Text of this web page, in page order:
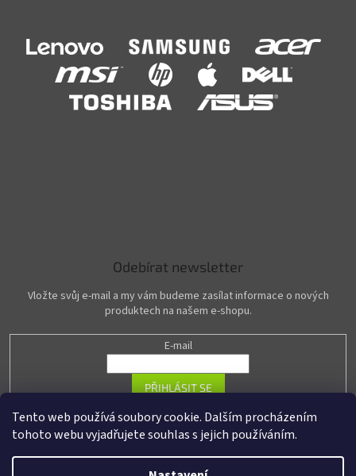
Tento web používá soubory cookie. Dalším procházením
tohoto webu vyjadřujete souhlas s jejich používáním.
Odebírat newsletter
Vložte svůj e-mail a my vám budeme zasílat informace o nových
produktech na našem e-shopu.
E-mail
PŘIHLÁSIT SE
Vytvořil Shoptet